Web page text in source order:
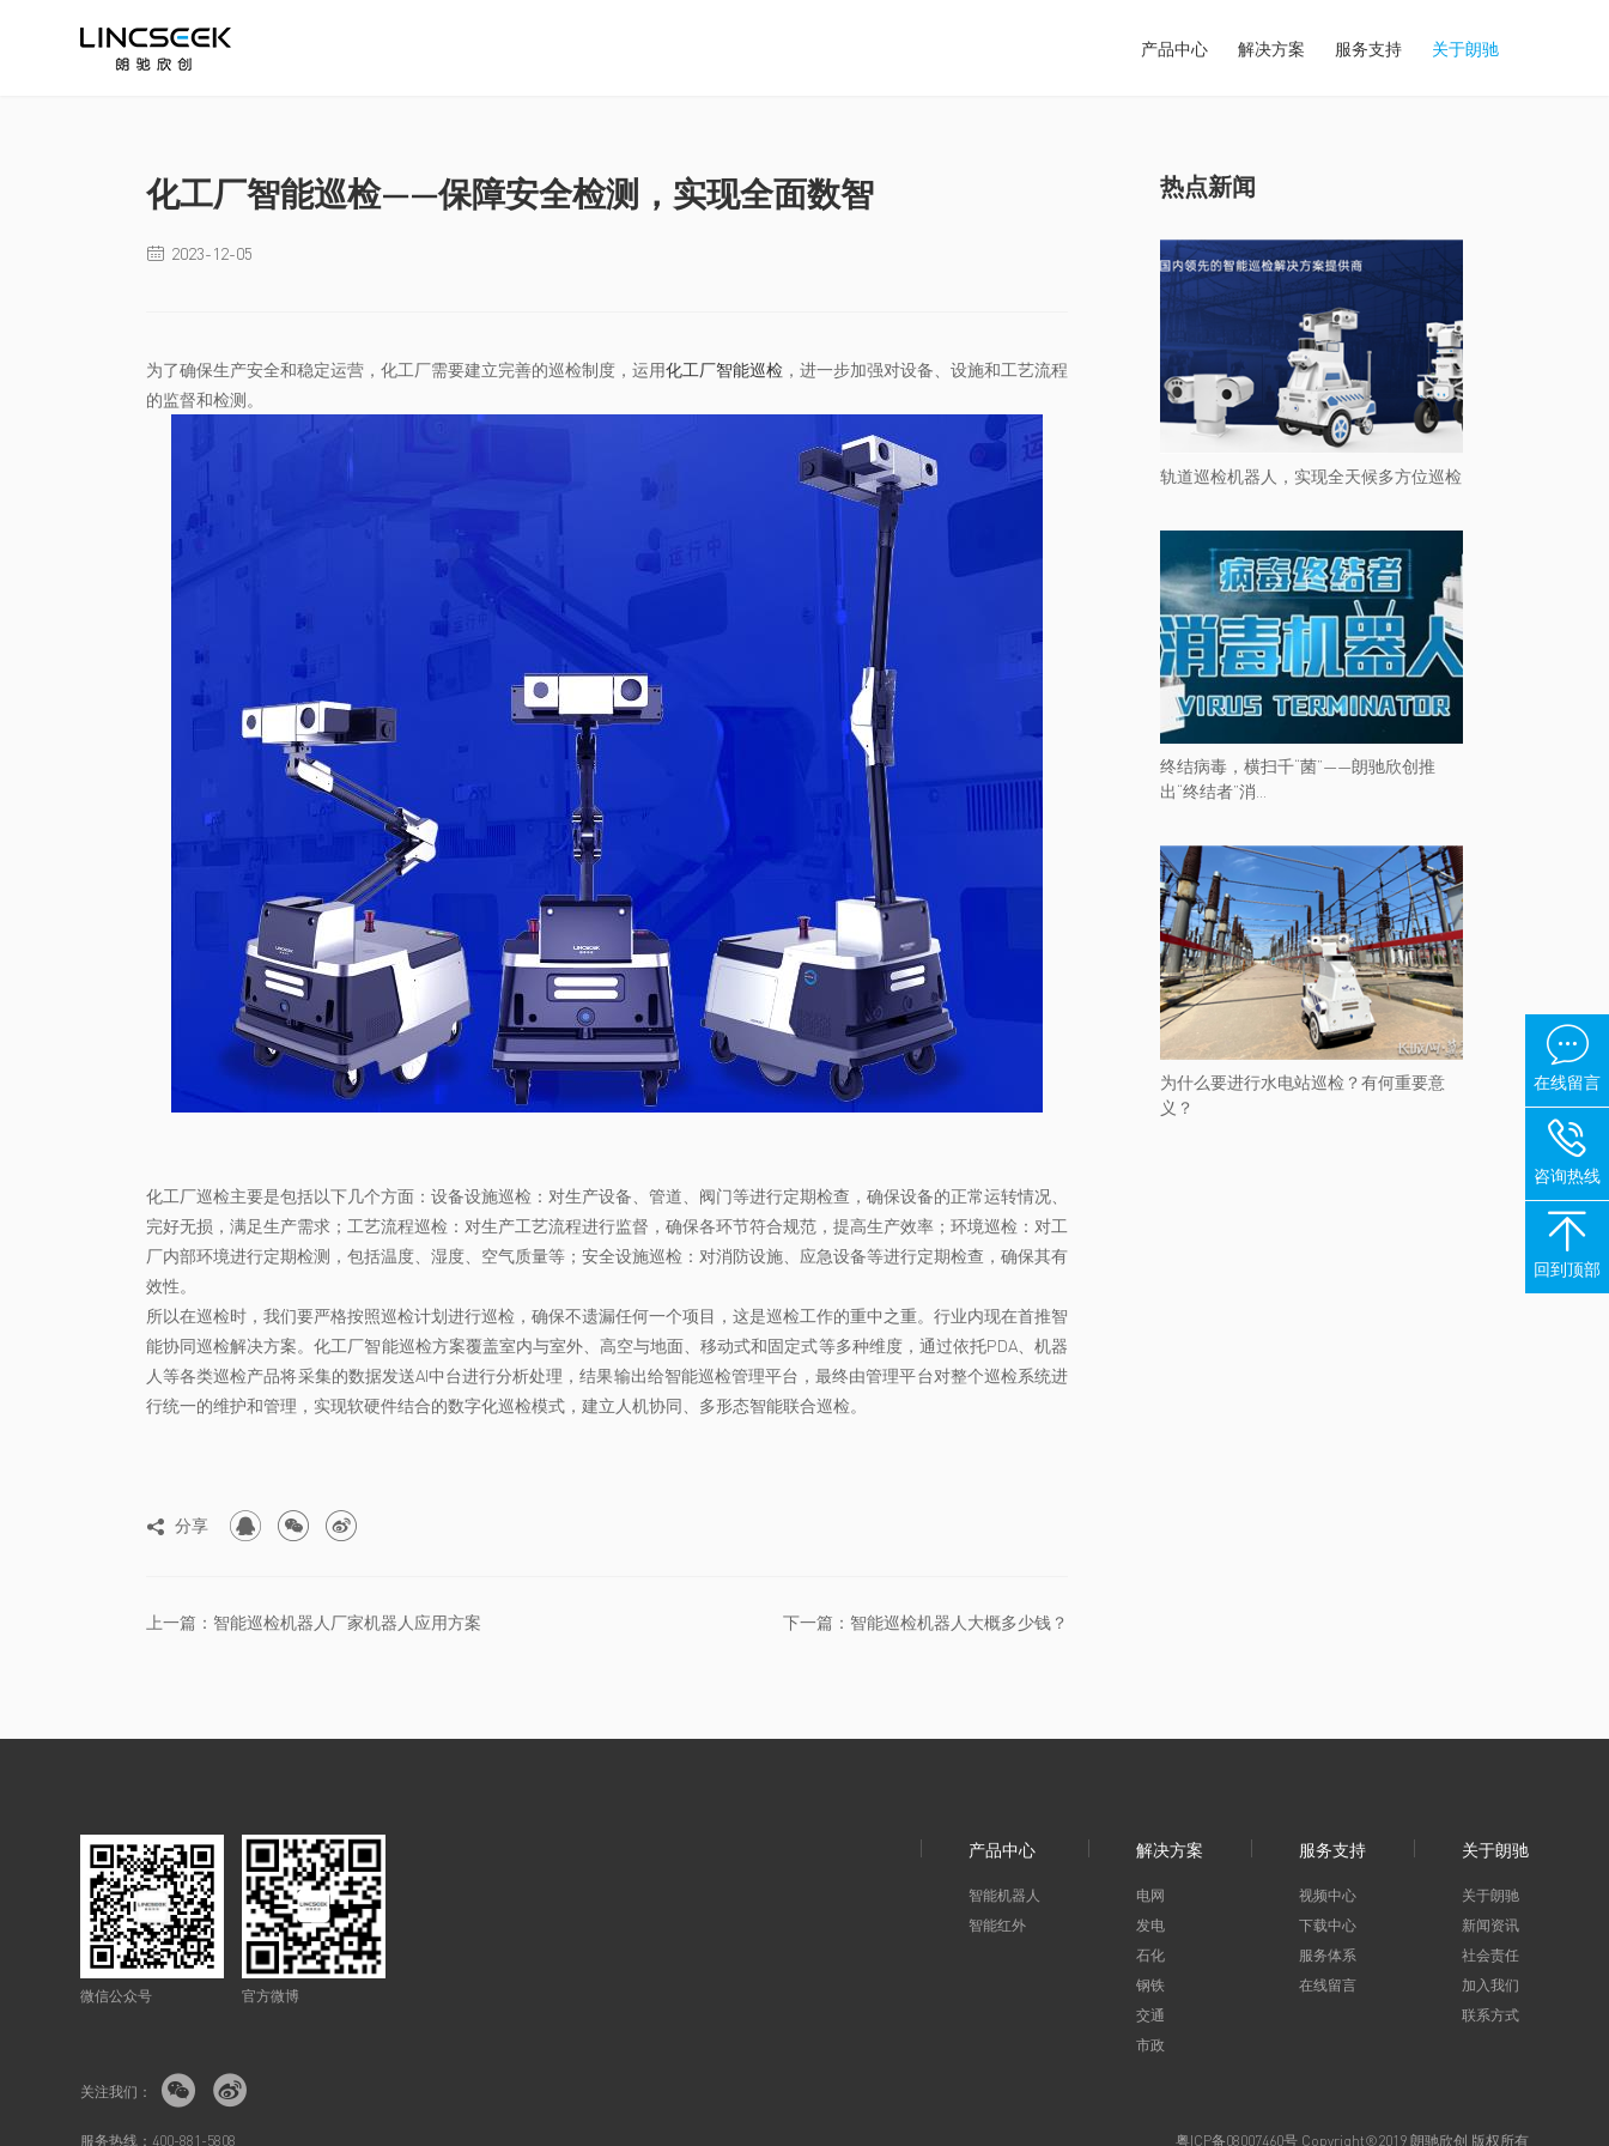
产品中心 解决方案 服务支持 关于朗驰
化工厂智能巡检——保障安全检测，实现全面数智
 2023-12-05
为了确保生产安全和稳定运营，化工厂需要建立完善的巡检制度，运用化工厂智能巡检 ，进一步加强对设备、设施和工艺流程
的监督和检测。
化工厂巡检主要是包括以下几个方面：设备设施巡检：对生产设备、管道、阀门等进行定期检查，确保设备的正常运转情况、
完好无损，满足生产需求；工艺流程巡检：对生产工艺流程进行监督，确保各环节符合规范，提高生产效率；环境巡检：对工
厂内部环境进行定期检测，包括温度、湿度、空气质量等；安全设施巡检：对消防设施、应急设备等进行定期检查，确保其有
效性。
所以在巡检时，我们要严格按照巡检计划进行巡检，确保不遗漏任何一个项目，这是巡检工作的重中之重。行业内现在首推智
能协同巡检解决方案。化工厂智能巡检方案覆盖室内与室外、高空与地面、移动式和固定式等多种维度，通过依托PDA、机器
人等各类巡检产品将采集的数据发送AI中台进行分析处理，结果输出给智能巡检管理平台，最终由管理平台对整个巡检系统进
行统一的维护和管理，实现软硬件结合的数字化巡检模式，建立人机协同、多形态智能联合巡检。
 分享   
上一篇：智能巡检机器人厂家机器人应用方案 下一篇：智能巡检机器人大概多少钱？
热点新闻
轨道巡检机器人，实现全天候多方位巡检
终结病毒，横扫千“菌”——朗驰欣创推
出“终结者”消...
为什么要进行水电站巡检？有何重要意
义？
微信公众号 官方微博
关注我们：  
产品中心
智能机器人
智能红外
解决方案
电网
发电
石化
钢铁
交通
市政
服务支持
视频中心
下载中心
服务体系
在线留言
关于朗驰
关于朗驰
新闻资讯
社会责任
加入我们
联系方式
服务热线：400-881-5808 粤ICP备08007460号Copyright®2019 朗驰欣创 版权所有

在线留言

咨询热线

回到顶部